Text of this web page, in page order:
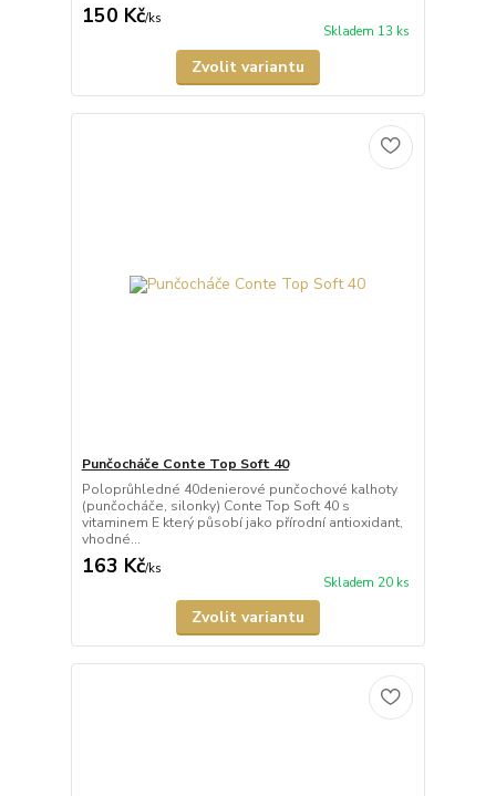
150 Kč/ks
Skladem 13 ks
Zvolit variantu
Punčocháče Conte Top Soft 40
Poloprůhledné 40denierové punčochové kalhoty
(punčocháče, silonky) Conte Top Soft 40 s
vitaminem E který působí jako přírodní antioxidant,
vhodné...
163 Kč/ks
Skladem 20 ks
Zvolit variantu